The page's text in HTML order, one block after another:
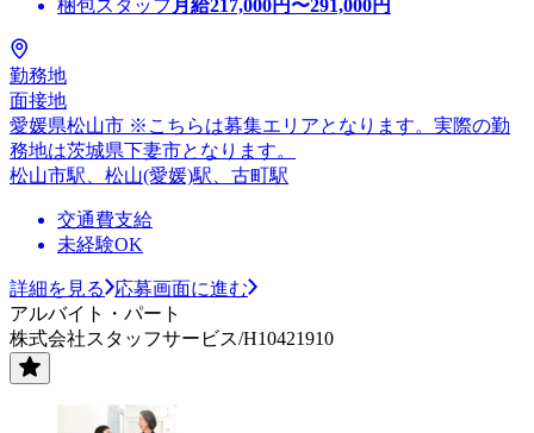
梱包スタッフ 月給217,000円〜291,000円
勤務地
面接地
愛媛県松山市 ※こちらは募集エリアとなります。実際の勤
務地は茨城県下妻市となります。
松山市駅、松山(愛媛)駅、古町駅
交通費支給
未経験OK
詳細を見る
応募画面に進む
アルバイト・パート
株式会社スタッフサービス/H10421910